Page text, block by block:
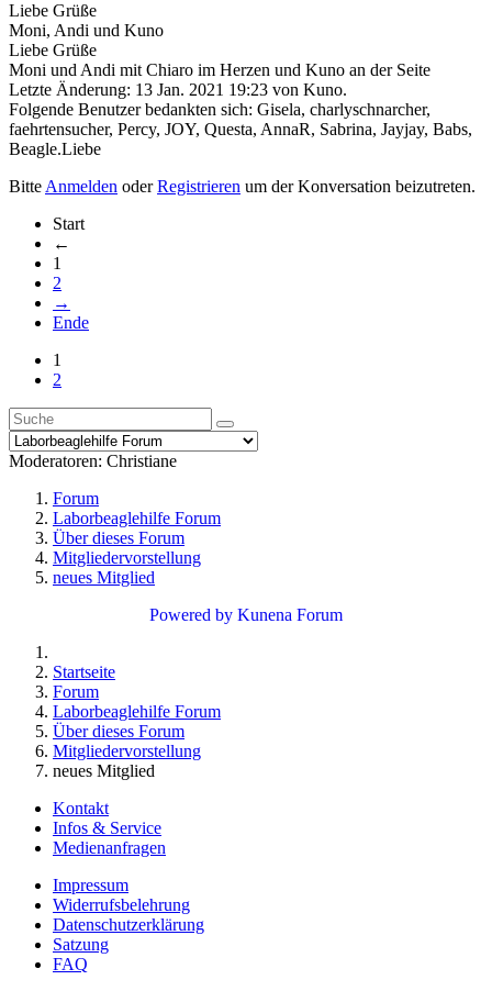
Liebe Grüße
Moni, Andi und Kuno
Liebe Grüße
Moni und Andi mit Chiaro im Herzen und Kuno an der Seite
Letzte Änderung: 13 Jan. 2021 19:23 von Kuno.
Folgende Benutzer bedankten sich: Gisela, charlyschnarcher,
faehrtensucher, Percy, JOY, Questa, AnnaR, Sabrina, Jayjay, Babs,
Beagle.Liebe
Bitte Anmelden oderRegistrieren um der Konversation beizutreten.
Start
←
1
2
→
Ende
1
2
Moderatoren: Christiane
Forum
Laborbeaglehilfe Forum
Über dieses Forum
Mitgliedervorstellung
neues Mitglied
Powered by Kunena Forum
Startseite
Forum
Laborbeaglehilfe Forum
Über dieses Forum
Mitgliedervorstellung
neues Mitglied
Kontakt
Infos & Service
Medienanfragen
Impressum
Widerrufsbelehrung
Datenschutzerklärung
Satzung
FAQ